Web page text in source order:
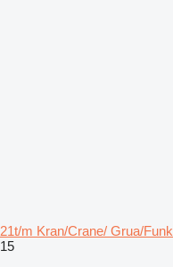
21t/m Kran/Crane/ Grua/Funk
15